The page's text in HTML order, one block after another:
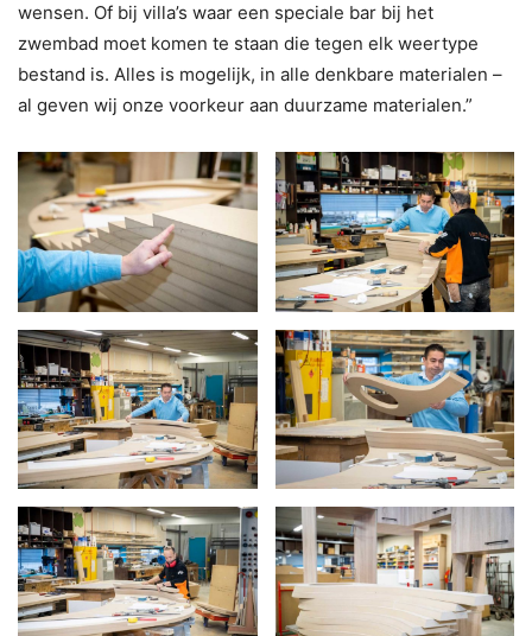
wensen. Of bij villa’s waar een speciale bar bij het
zwembad moet komen te staan die tegen elk weertype
bestand is. Alles is mogelijk, in alle denkbare materialen –
al geven wij onze voorkeur aan duurzame materialen.”